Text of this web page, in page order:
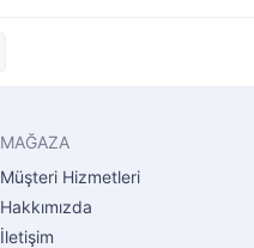
MAĞAZA
Müşteri Hizmetleri
Hakkımızda
İletişim